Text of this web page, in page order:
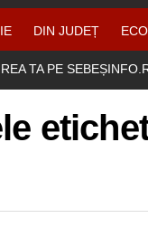
DIN JUDEȚ
TA PE